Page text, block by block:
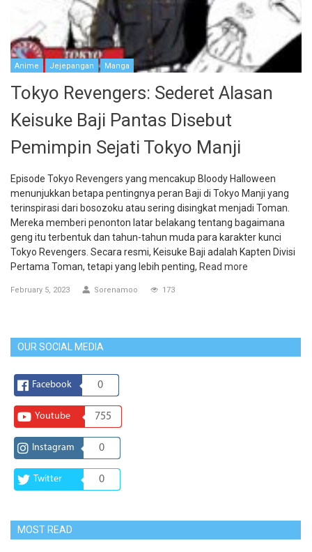
Anime Jejepangan Manga
Tokyo Revengers: Sederet Alasan
Keisuke Baji Pantas Disebut
Pemimpin Sejati Tokyo Manji
Episode Tokyo Revengers yang mencakup Bloody Halloween
menunjukkan betapa pentingnya peran Baji di Tokyo Manji yang
terinspirasi dari bosozoku atau sering disingkat menjadi Toman.
Mereka memberi penonton latar belakang tentang bagaimana
geng itu terbentuk dan tahun-tahun muda para karakter kunci
Tokyo Revengers. Secara resmi, Keisuke Baji adalah Kapten Divisi
Pertama Toman, tetapi yang lebih penting, Read more
February 5, 2023 Sorenamoo 173
OUR SOCIAL MEDIA
Facebook 0
Youtube 755
Instagram 0
Twitter 0
MOST READ